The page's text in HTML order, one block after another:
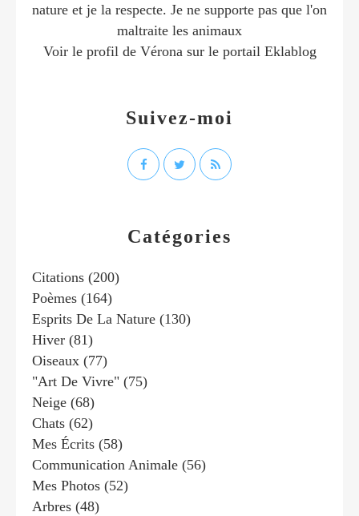
Catégories
Citations (200)
Poèmes (164)
Esprits De La Nature (130)
Hiver (81)
Oiseaux (77)
"art De Vivre" (75)
Neige (68)
Chats (62)
Mes Écrits (58)
Communication Animale (56)
Mes Photos (52)
Arbres (48)
Suivez-moi
nature et je la respecte. Je ne supporte pas que l'on
maltraite les animaux
Voir le profil de Véronasur le portail Eklablog